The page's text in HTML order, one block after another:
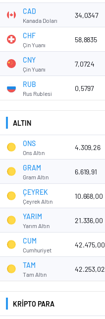
CAD
Kanada Doları
34,0347
CHF
Çin Yuanı
58,8835
CNY
Çin Yuanı
7,0724
RUB
Rus Rublesi
0,5797
ALTIN
ONS
Ons Altın
4.309,26
GRAM
Gram Altın
6.619,91
ÇEYREK
Çeyrek Altın
10.668,00
YARIM
Yarım Altın
21.336,00
CUM
Cumhuriyet
42.475,00
TAM
Tam Altın
42.253,02
KRİPTO PARA